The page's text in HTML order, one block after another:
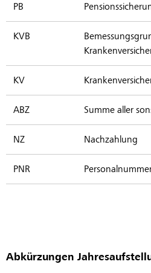
PB
KVB
KV
ABZ Summe aller
NZ Nachzahlung
PNR
Abkürzungen